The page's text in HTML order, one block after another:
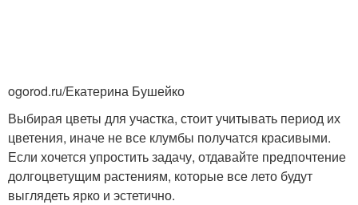
ogorod.ru/Екатерина Бушейко
Выбирая цветы для участка, стоит учитывать период их
цветения, иначе не все клумбы получатся красивыми.
Если хочется упростить задачу, отдавайте предпочтение
долгоцветущим растениям, которые все лето будут
выглядеть ярко и эстетично.